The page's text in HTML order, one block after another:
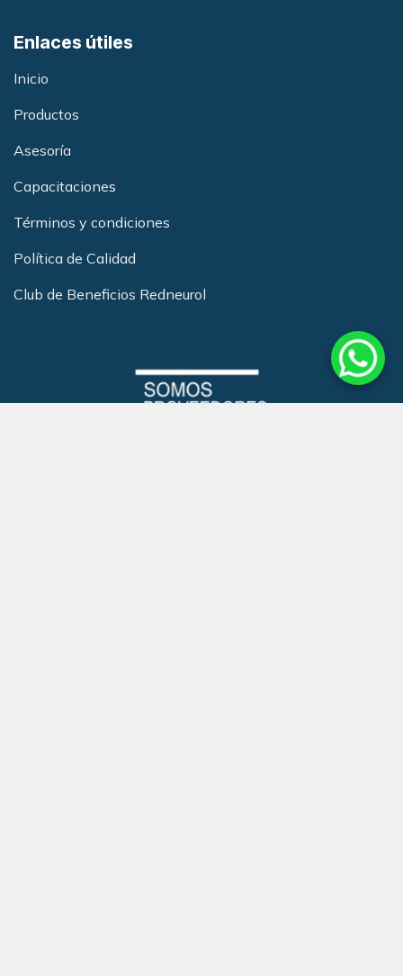
Enlaces útiles
Inicio
Productos
Asesoría
Capacitaciones
Términos y condiciones
Política de Calidad
Club de Beneficios Redneurol